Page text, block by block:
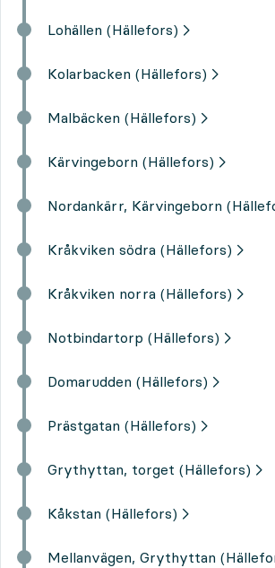
Lohällen (Hällefors)
Kolarbacken (Hällefors)
Malbäcken (Hällefors)
Kärvingeborn (Hällefors)
Nordankärr, Kärvingeborn
Kråkviken södra (Hällefors)
Kråkviken norra (Hällefors)
Notbindartorp (Hällefors)
Domarudden (Hällefors)
Prästgatan (Hällefors)
Grythyttan, torget (Hällefors)
Kåkstan (Hällefors)
Mellanvägen, Grythyttan